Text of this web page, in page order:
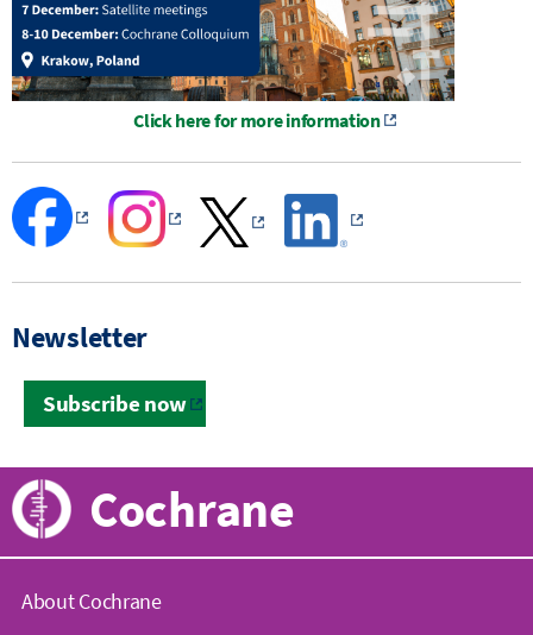
Click here for more information
Newsletter
Subscribe now
Cochrane
About Cochrane